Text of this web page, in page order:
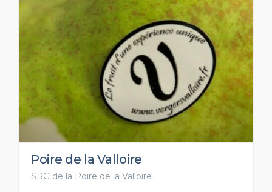
Poire de la Valloire
SRG de la Poire de la Valloire